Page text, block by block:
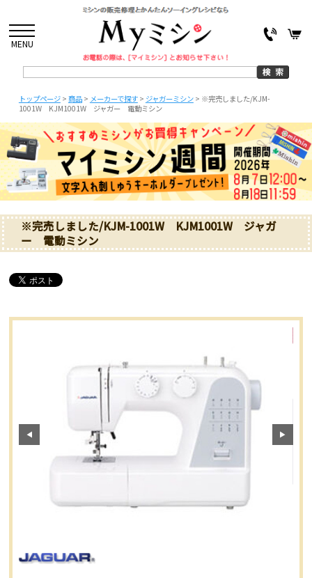
MENU
トップページ> 商品> メーカーで探す> ジャガーミシン> ※完売しました/KJM-
1001W KJM1001W ジャガー 電動ミシン
※完売しました/KJM-1001W KJM1001W ジャガ
ー 電動ミシン